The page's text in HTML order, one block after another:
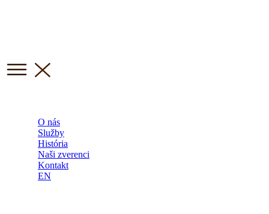
O nás
Služby
História
Naši zverenci
Kontakt
EN